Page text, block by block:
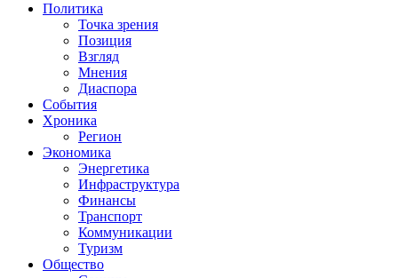
Политика
Точка зрения
Позиция
Взгляд
Мнения
Диаспора
События
Хроника
Регион
Экономика
Энергетика
Инфраструктура
Финансы
Транспорт
Коммуникации
Туризм
Общество